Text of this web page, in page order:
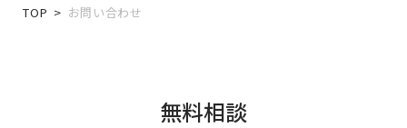
TOP お問い合わせ
無料相談